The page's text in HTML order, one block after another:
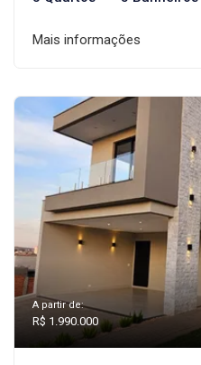
Mais informações
A partir de:
R$ 1.990.000